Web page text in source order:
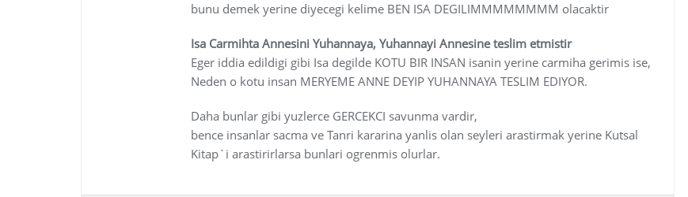
bunu demek yerine diyecegi kelime BEN ISA DEGILIMMMMMMMM olacaktir
Isa Carmihta Annesini Yuhannaya, Yuhannayi Annesine teslim etmistir
Eger iddia edildigi gibi Isa degilde KOTU BIR INSAN isanin yerine carmiha gerimis ise,
Neden o kotu insan MERYEME ANNE DEYIP YUHANNAYA TESLIM EDIYOR.
Daha bunlar gibi yuzlerce GERCEKCI savunma vardir,
bence insanlar sacma ve Tanri kararina yanlis olan seyleri arastirmak yerine Kutsal
Kitap`i arastirirlarsa bunlari ogrenmis olurlar.